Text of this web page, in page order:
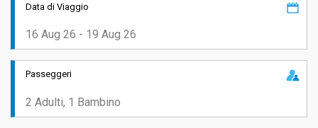
Data di Viaggio
Passeggeri